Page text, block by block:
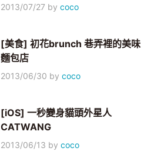
2013/07/27 bycoco
[美食] 初花brunch 巷弄裡的美味
麵包店
2013/06/30 bycoco
[iOS] 一秒變身貓頭外星人
CATWANG
2013/06/13 bycoco